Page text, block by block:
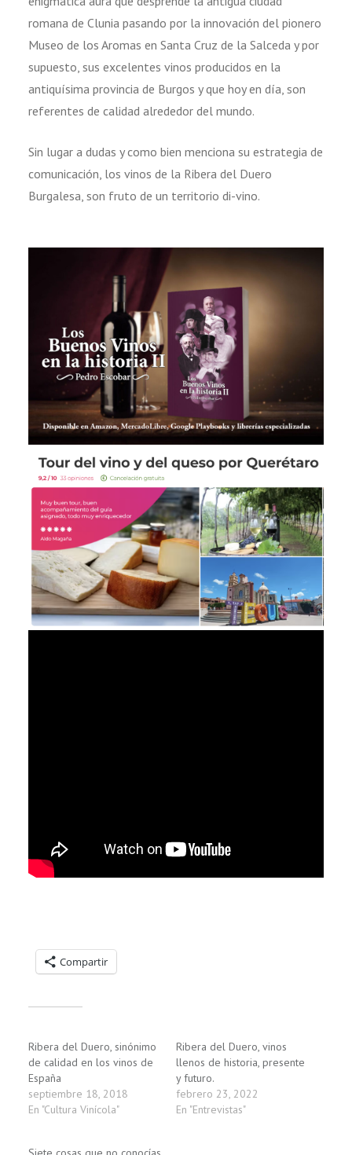
romana de Clunia pasando por la innovación del pionero
Museo de los Aromas en Santa Cruz de la Salceda y por
supuesto, sus excelentes vinos producidos en la
antiquísima provincia de Burgos y que hoy en día, son
referentes de calidad alrededor del mundo.
Sin lugar a dudas y como bien menciona su estrategia de
comunicación, los vinos de la Ribera del Duero
Burgalesa, son fruto de un territorio di-vino.
Compartir
Ribera del Duero, sinónimo
de calidad en los vinos de
España
septiembre 18, 2018
En "Cultura Vinícola"
Ribera del Duero, vinos
llenos de historia, presente
y futuro.
febrero 23, 2022
En "Entrevistas"